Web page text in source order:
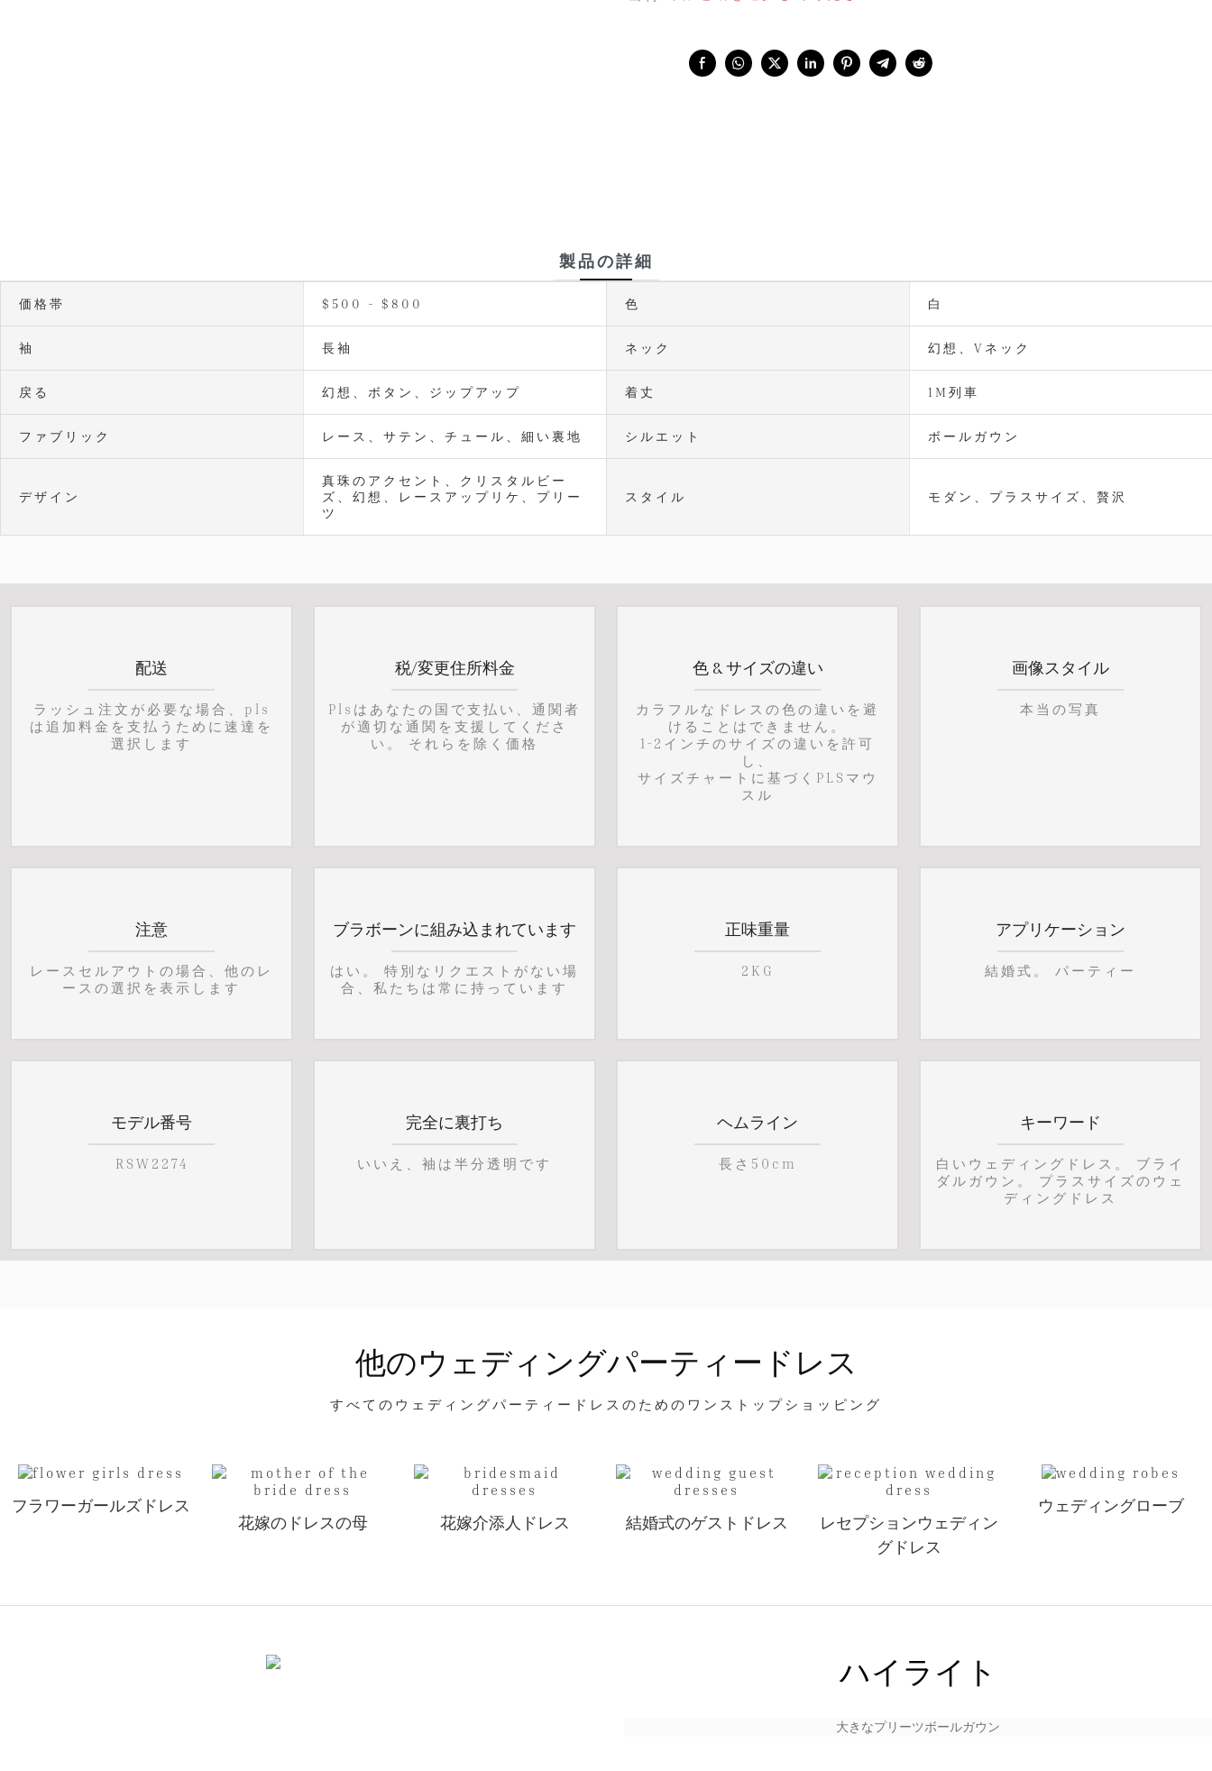
製品の詳細
価格帯 $500 - $800 色 白
袖 長袖 ネック 幻想、Vネック
戻る 幻想、ボタン、ジップアップ 着丈 1M列車
ファブリック レース、サテン、チュール、細い裏地 シルエット ボールガウン
デザイン
真珠のアクセント、クリスタルビー
ズ、幻想、レースアップリケ、プリー
ツ
スタイル モダン、プラスサイズ、贅沢
配送
ラッシュ注文が必要な場合、pls
は追加料金を支払うために速達を
選択します
税/変更住所料金
Plsはあなたの国で支払い、通関者
が適切な通関を支援してくださ
い。 それらを除く価格
色 & サイズの違い
カラフルなドレスの色の違いを避
けることはできません。
1-2インチのサイズの違いを許可
し、
サイズチャートに基づくPLSマウ
スル
画像スタイル
本当の写真
注意
レースセルアウトの場合、他のレ
ースの選択を表示します
ブラボーンに組み込まれています
はい。 特別なリクエストがない場
合、私たちは常に持っています
正味重量
2KG
アプリケーション
結婚式。 パーティー
モデル番号
RSW2274
完全に裏打ち
いいえ、袖は半分透明です
ヘムライン
長さ50cm
キーワード
白いウェディングドレス。 ブライ
ダルガウン。 プラスサイズのウェ
ディングドレス
他のウェディングパーティードレス
すべてのウェディングパーティードレスのためのワンストップショッピング
フラワーガールズドレス
花嫁のドレスの母
花嫁介添人ドレス 結婚式のゲストドレス
レセプションウェディン
グドレス
ウェディングローブ
ハイライト
大きなプリーツボールガウン